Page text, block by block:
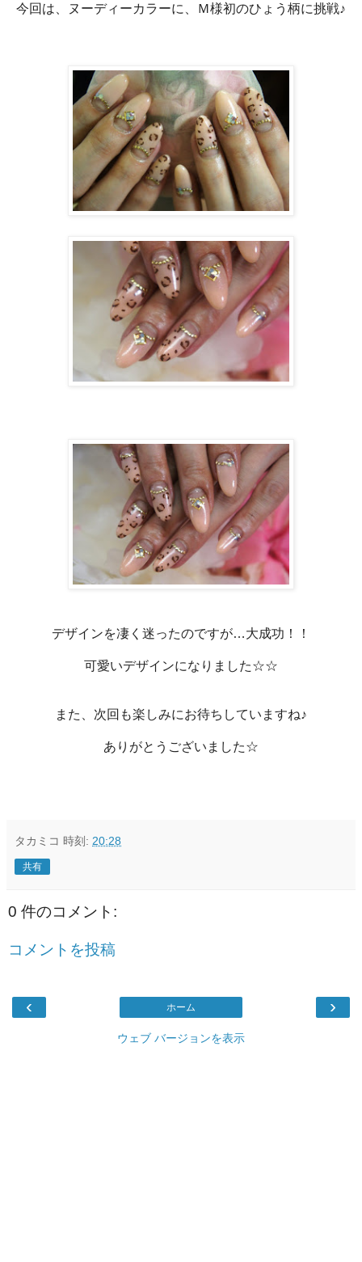
今回は、ヌーディーカラーに、Ｍ様初のひょう柄に挑戦♪
デザインを凄く迷ったのですが…大成功！！
可愛いデザインになりました☆☆
また、次回も楽しみにお待ちしていますね♪
ありがとうございました☆
タカミコ 時刻: 20:28
共有
0 件のコメント:
コメントを投稿
‹ ›
ホーム
ウェブ バージョンを表示